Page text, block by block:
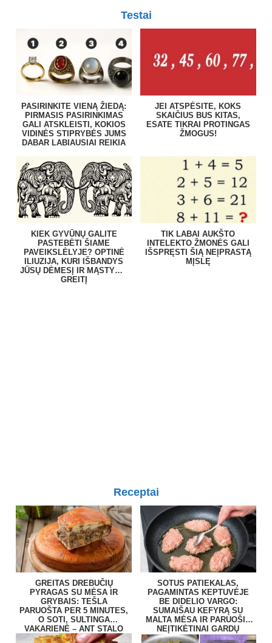
Testai
PASIRINKITE VIENĄ ŽIEDĄ:
PIRMASIS PASIRINKIMAS
GALI ATSKLEISTI, KOKIOS
VIDINĖS STIPRYBĖS JUMS
DABAR LABIAUSIAI REIKIA
JEI ATSPĖSITE, KOKS
SKAIČIUS BUS KITAS,
ESATE TIKRAI PROTINGAS
ŽMOGUS!
KIEK GYVŪNŲ GALITE
PASTEBĖTI ŠIAME
PAVEIKSLĖLYJE? OPTINĖ
ILIUZIJA, KURI IŠBANDYS
JŪSŲ DĖMESĮ IR MĄSTYMO
GREITĮ
TIK LABAI AUKŠTO
INTELEKTO ŽMONĖS GALI
IŠSPRĘSTI ŠIĄ NEĮPRASTĄ
MĮSLĘ
Receptai
GREITAS DREBUČIŲ
PYRAGAS SU MĖSA IR
GRYBAIS: TEŠLA
PARUOŠTA PER 5 MINUTES,
O SOTI, SULTINGA
VAKARIENĖ – ANT STALO
BE VARGO
SOTUS PATIEKALAS,
PAGAMINTAS KEPTUVĖJE
BE DIDELIO VARGO:
SUMAIŠAU KEFYRĄ SU
MALTA MĖSA IR PARUOŠIU
NEĮTIKĖTINAI GARDŲ
PATIEKALĄ